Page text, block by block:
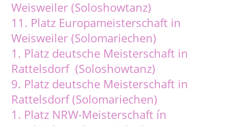
Weisweiler (Soloshowtanz)
11. Platz Europameisterschaft in
Weisweiler (Solomariechen)
1. Platz deutsche Meisterschaft in
Rattelsdorf (Soloshowtanz)
9. Platz deutsche Meisterschaft in
Rattelsdorf (Solomariechen)
1. Platz NRW-Meisterschaft ín